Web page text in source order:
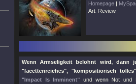
Homepage |
Art: Review
Wenn Armseligkeit belohnt wird, dann
"facettenreiches", "kompositiorisch tolles"
"Impact Is Imminent" und wenn Not und